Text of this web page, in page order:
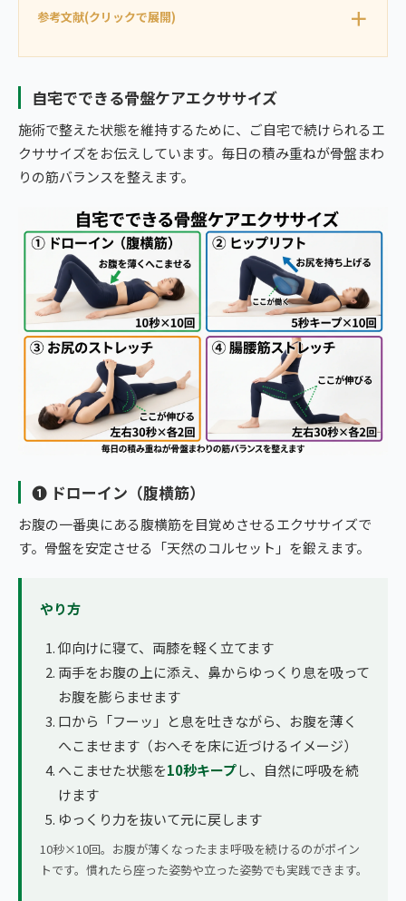
参考文献(クリックで展開)
自宅でできる骨盤ケアエクササイズ
施術で整えた状態を維持するために、ご自宅で続けられるエ
クササイズをお伝えしています。毎日の積み重ねが骨盤まわ
りの筋バランスを整えます。
❶ ドローイン（腹横筋）
お腹の一番奥にある腹横筋を目覚めさせるエクササイズで
す。骨盤を安定させる「天然のコルセット」を鍛えます。
やり方
仰向けに寝て、両膝を軽く立てます
両手をお腹の上に添え、鼻からゆっくり息を吸って
お腹を膨らませます
口から「フーッ」と息を吐きながら、お腹を薄く
へこませます（おへそを床に近づけるイメージ）
へこませた状態を10秒キープし、自然に呼吸を続
けます
ゆっくり力を抜いて元に戻します
10秒×10回。お腹が薄くなったまま呼吸を続けるのがポイン
トです。慣れたら座った姿勢や立った姿勢でも実践できます。